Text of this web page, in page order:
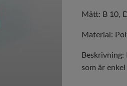
Mått: B 10,
Material:
som är